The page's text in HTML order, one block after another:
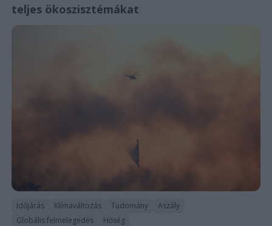
teljes ökoszisztémákat
Időjárás Klímaváltozás Tudomány
Aszály
Globális felmelegedés
Hőség